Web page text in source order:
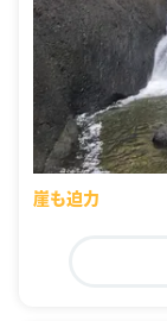
崖も迫力